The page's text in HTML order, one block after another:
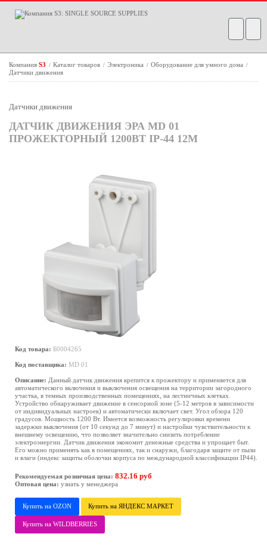
Компания S3 / Каталог товаров / Электроника / Оборудование для умного дома /
Датчики движения
Датчики движения
ДАТЧИК ДВИЖЕНИЯ ЭРА MD 01
ПРОЖЕКТОРНЫЙ 1200ВТ IP-44 12М
Код товара: Б0004265
Код поставщика: MD 01
Описание: Данный датчик движения крепится к прожектору и применяется для
автоматического включения и выключения освещения на территории загородного
участка, в темных производственных помещениях, на лестничных клетках.
Устройство обнаруживает движение в сенсорной зоне (5-12 метров в зависимости
от индивидуальных настроек) и автоматически включает свет. Угол обзора 120
градусов. Мощность 1200 Вт. Имеется возможность регулировки времени
задержки выключения (от 10 секунд до 7 минут) и настройки чувствительности к
внешнему освещению, что позволяет значительно снизить потребление
электроэнергии. Датчик движения экономит денежные средства и упрощает быт.
Его можно применять как в помещениях, так и снаружи, благодаря защите от пыли
и влаги (индекс защиты оболочки корпуса по международной классификации IP44).
Рекомендуемая розничная цена: 832.16 руб
Оптовая цена: узнать у менеджера
Купить на OZON Купить на ЯНДЕКС МАРКЕТ
Купить на WILDBERRIES